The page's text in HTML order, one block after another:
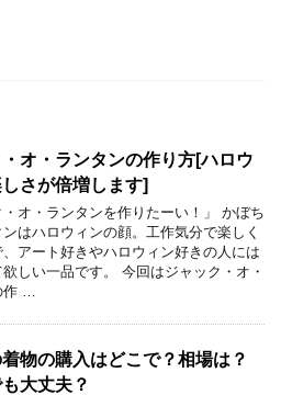
オ・ランタンの作り方[ハロウ
さが倍増します]
・オ・ランタンを作りたーい！」 かぼち
はハロウィンの顔。工作気分で楽しく
アート好きやハロウィン好きの人には
しい一品です。 今回はジャック・オ・
…
物の購入はどこで？相場は？
大丈夫？